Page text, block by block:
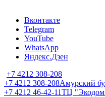
Вконтакте
Telegram
YouTube
WhatsApp
Яндекс.Дзен
+7 4212 308-208
+7 4212 308-208Амурский
+7 4212 46-42-11ТЦ